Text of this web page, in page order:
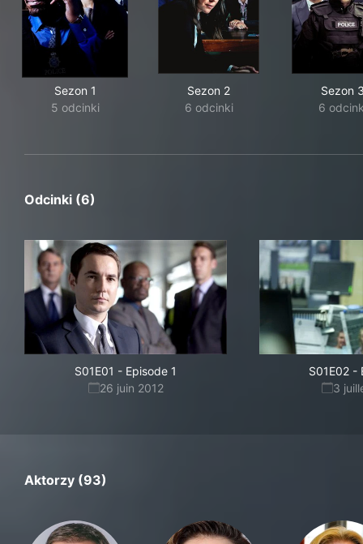
Sezon 1
5 odcinki
Sezon 2
6 odcinki
Sezon
6
Odcinki (6)
S01E01 - Episode 1
26 juin 2012
S01E02 -
3
Aktorzy (93)